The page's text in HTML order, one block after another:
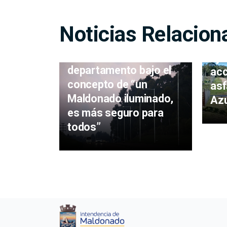
Noticias
Avanza la instalación
departamento bajo el
concepto de “un
Maldonado iluminado,
es más seguro para
todos”